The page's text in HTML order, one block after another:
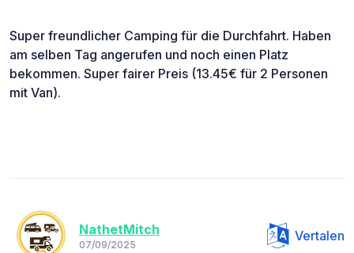
Super freundlicher Camping für die Durchfahrt. Haben
am selben Tag angerufen und noch einen Platz
bekommen. Super fairer Preis (13.45€ für 2 Personen
mit Van).
NathetMitch
07/09/2025
Vertalen